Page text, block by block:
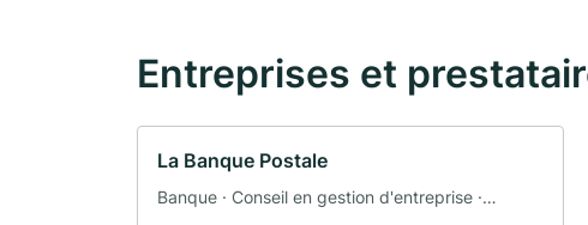
Entreprises et
La Banque Postale
Banque · Conseil en gestion d'entreprise ·